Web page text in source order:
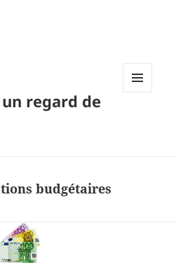
regard de
budgétaires